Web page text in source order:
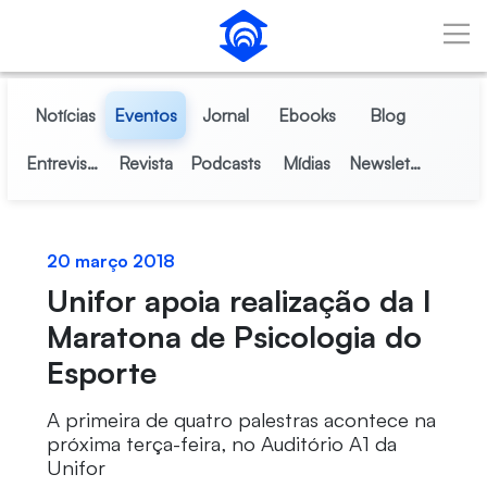
Pular para o Conteúdo principal
Notícias Eventos Jornal Ebooks Blog
Entrevistas Revista Podcasts Mídias Newsletter
20 março 2018
Unifor apoia realização da I
Maratona de Psicologia do
Esporte
A primeira de quatro palestras acontece na
próxima terça-feira, no Auditório A1 da
Unifor